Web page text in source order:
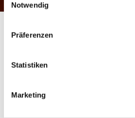
Notwendig
Präferenzen
Statistiken
Marketing
Shauli Einav &
Duo sold out